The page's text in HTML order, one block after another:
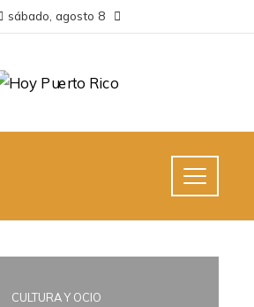
sábado, agosto 8
CULTURA Y OCIO